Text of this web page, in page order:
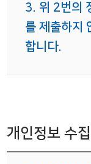
3. 위 2번의
를 제출하지
합니다.
개인정보 수